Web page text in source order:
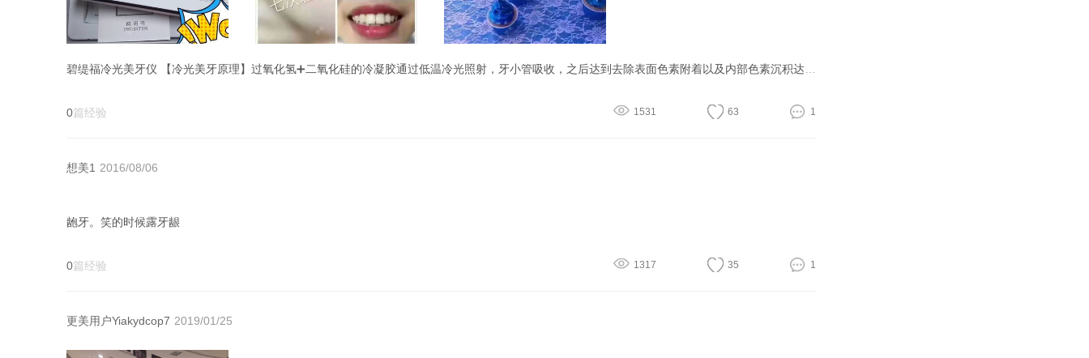
0篇经验 1531 63 1
想美1 2016/08/06
龅牙。笑的时候露牙龈
0篇经验 1317 35 1
更美用户Yiakydcop7 2019/01/25